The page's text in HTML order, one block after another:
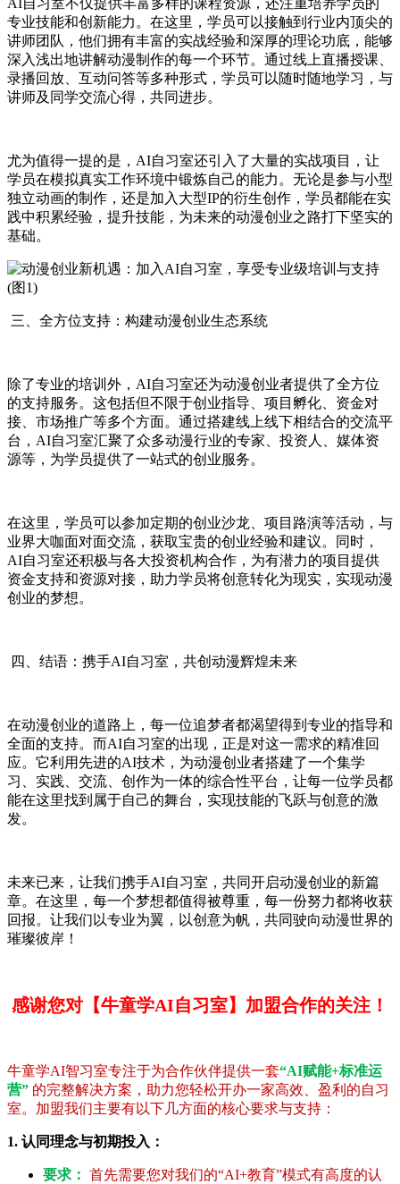
AI自习室不仅提供丰富多样的课程资源，还注重培养学员的
专业技能和创新能力。在这里，学员可以接触到行业内顶尖的
讲师团队，他们拥有丰富的实战经验和深厚的理论功底，能够
深入浅出地讲解动漫制作的每一个环节。通过线上直播授课、
录播回放、互动问答等多种形式，学员可以随时随地学习，与
讲师及同学交流心得，共同进步。
尤为值得一提的是，AI自习室还引入了大量的实战项目，让
学员在模拟真实工作环境中锻炼自己的能力。无论是参与小型
独立动画的制作，还是加入大型IP的衍生创作，学员都能在实
践中积累经验，提升技能，为未来的动漫创业之路打下坚实的
基础。
三、全方位支持：构建动漫创业生态系统
除了专业的培训外，AI自习室还为动漫创业者提供了全方位
的支持服务。这包括但不限于创业指导、项目孵化、资金对
接、市场推广等多个方面。通过搭建线上线下相结合的交流平
台，AI自习室汇聚了众多动漫行业的专家、投资人、媒体资
源等，为学员提供了一站式的创业服务。
在这里，学员可以参加定期的创业沙龙、项目路演等活动，与
业界大咖面对面交流，获取宝贵的创业经验和建议。同时，
AI自习室还积极与各大投资机构合作，为有潜力的项目提供
资金支持和资源对接，助力学员将创意转化为现实，实现动漫
创业的梦想。
四、结语：携手AI自习室，共创动漫辉煌未来
在动漫创业的道路上，每一位追梦者都渴望得到专业的指导和
全面的支持。而AI自习室的出现，正是对这一需求的精准回
应。它利用先进的AI技术，为动漫创业者搭建了一个集学
习、实践、交流、创作为一体的综合性平台，让每一位学员都
能在这里找到属于自己的舞台，实现技能的飞跃与创意的激
发。
未来已来，让我们携手AI自习室，共同开启动漫创业的新篇
章。在这里，每一个梦想都值得被尊重，每一份努力都将收获
回报。让我们以专业为翼，以创意为帆，共同驶向动漫世界的
璀璨彼岸！
感谢您对【牛童学AI自习室】加盟合作的关注！
牛童学AI智习室专注于为合作伙伴提供一套“AI赋能+标准运
营” 的完整解决方案，助力您轻松开办一家高效、盈利的自习
室。加盟我们主要有以下几方面的核心要求与支持：
1. 认同理念与初期投入：
要求： 首先需要您对我们的“AI+教育”模式有高度的认